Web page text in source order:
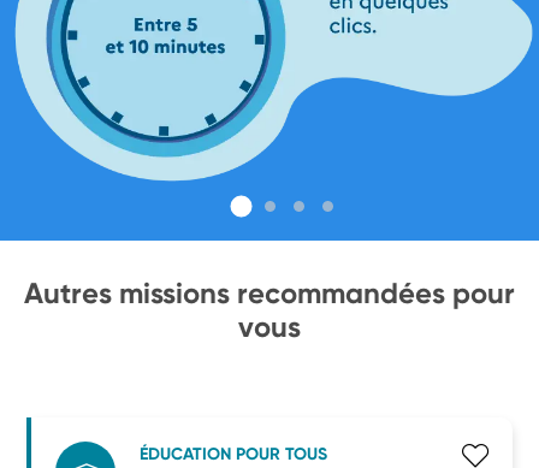
Autres missions recommandées pour
vous
ÉDUCATION POUR TOUS